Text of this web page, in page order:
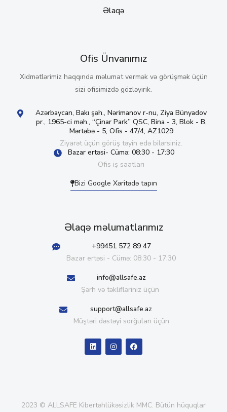
Əlaqə
Ofis Ünvanımız
Xidmətlərimiz haqqında məlumat vermək və görüşmək üçün
sizi ofisimizdə gözləyirik.
Azərbaycan, Bakı şəh., Nərimanov r-nu, Ziya Bünyadov
pr., 1965-ci məh., “Çinar Park” QSC, Bina - 3, Blok - B,
Mərtəbə - 5, Ofis - 47/4, AZ1029
Ziyarət üçün görüş təyin edə bilərsiniz.
Bazar ertəsi- Cümə: 08:30 - 17:30
Ofis iş saatları
Bizi Google Xəritədə tapın
Əlaqə məlumatlarımız
+99451 572 89 47
Bazar ertəsi - Cümə: 08:30 - 17:30
info@allsafe.az
Şərh və təklifləriniz üçün
support@allsafe.az
Müştəri dəstəyi sorğuları üçün
2023 © ALLSAFE Kibertəhlükəsizlik MMC. Bütün hüquqlar